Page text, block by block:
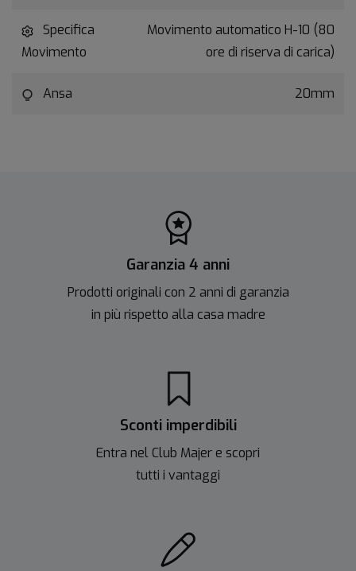
Specifica
Movimento
Movimento automatico H-10 (80
ore di riserva di carica)
Ansa 20mm
Garanzia 4 anni
Prodotti originali con 2 anni di garanzia
in più rispetto alla casa madre
Sconti imperdibili
Entra nel Club Majer e scopri
tutti i vantaggi